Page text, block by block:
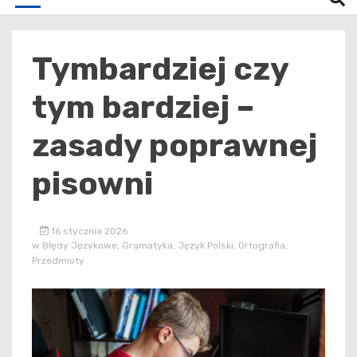
Tymbardziej czy
tym bardziej –
zasady poprawnej
pisowni
16 stycznia 2026
w Błędy Językowe Gramatyka Język Polski Ortografia
Przedmioty